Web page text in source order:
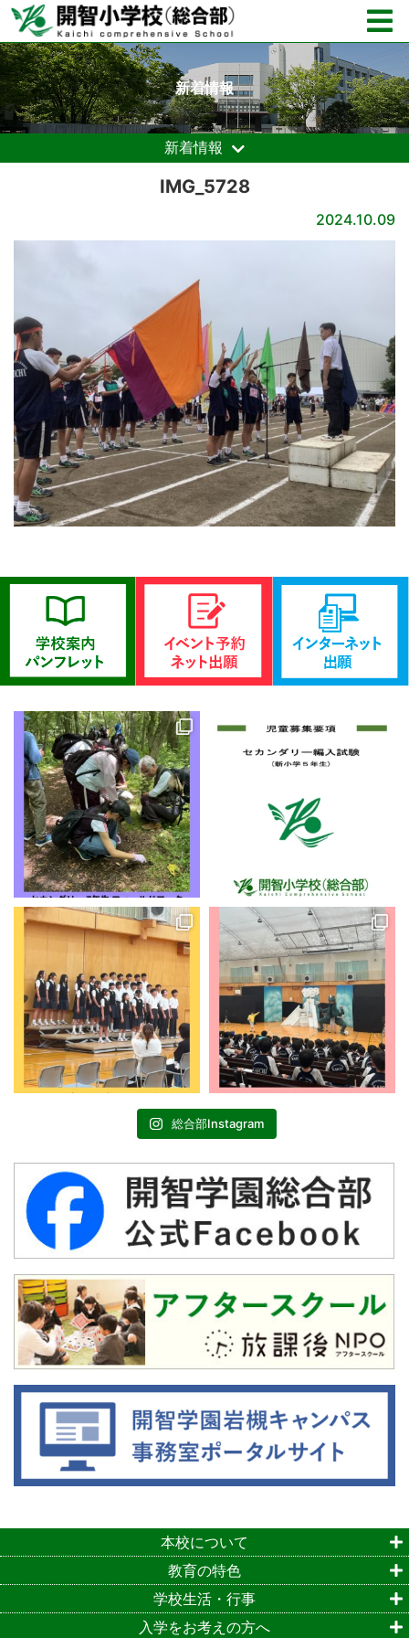
新着情報
新着情報
IMG_5728
2024.10.09
総合部Instagram
本校について
教育の特色
学校生活・行事
入学をお考えの方へ